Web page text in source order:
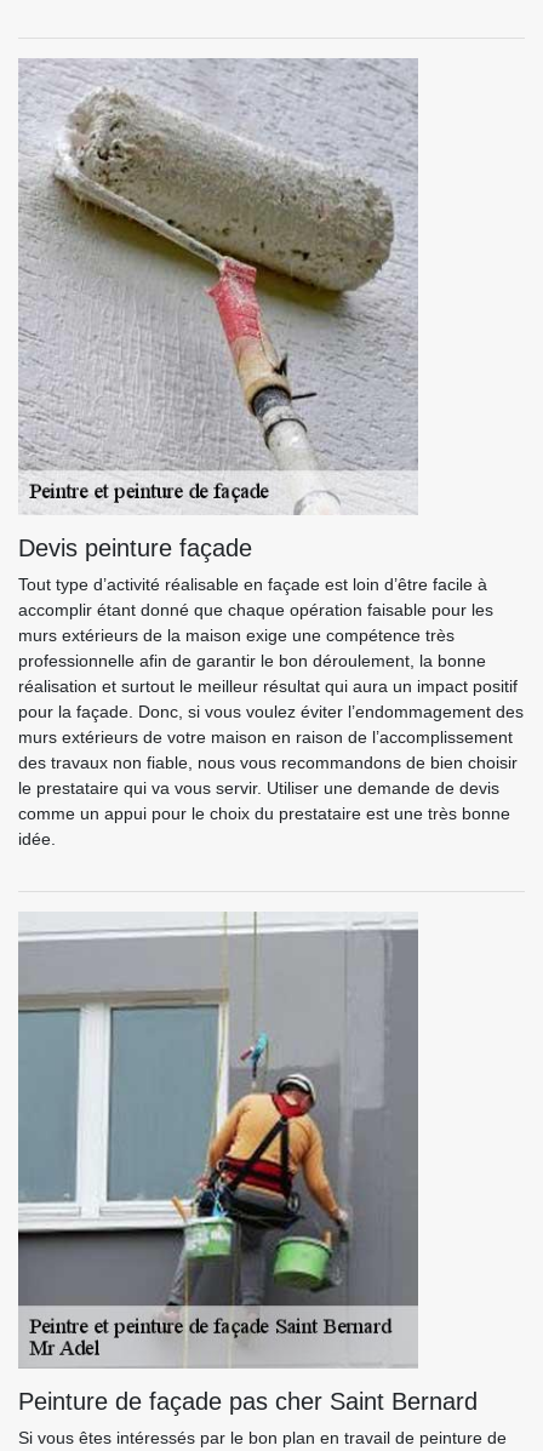
Devis peinture façade
Tout type d’activité réalisable en façade est loin d’être facile à
accomplir étant donné que chaque opération faisable pour les
murs extérieurs de la maison exige une compétence très
professionnelle afin de garantir le bon déroulement, la bonne
réalisation et surtout le meilleur résultat qui aura un impact positif
pour la façade. Donc, si vous voulez éviter l’endommagement des
murs extérieurs de votre maison en raison de l’accomplissement
des travaux non fiable, nous vous recommandons de bien choisir
le prestataire qui va vous servir. Utiliser une demande de devis
comme un appui pour le choix du prestataire est une très bonne
idée.
Peinture de façade pas cher Saint Bernard
Si vous êtes intéressés par le bon plan en travail de peinture de